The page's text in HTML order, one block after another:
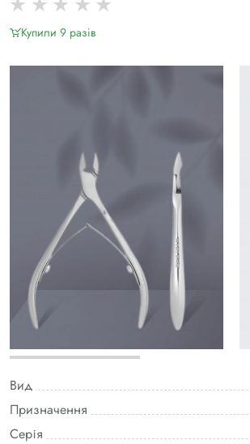
Купили 9 разiв
Вид
Призначення
Серія